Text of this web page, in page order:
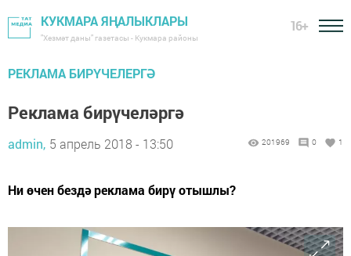
КУКМАРА ЯҢАЛЫКЛАРЫ
"Хезмәт даны" газетасы - Кукмара районы
16+
РЕКЛАМА БИРҮЧЕЛЕРГӘ
Реклама бирүчеләргә
admin, 5 апрель 2018 - 13:50 201969 0 1
Ни өчен бездә реклама бирү отышлы?